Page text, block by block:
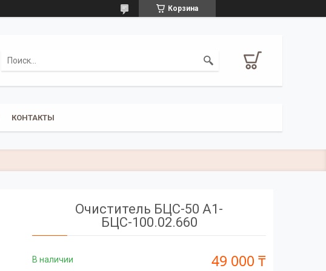
Корзина
КОНТАКТЫ
Очиститель БЦС-50 А1-
БЦС-100.02.660
В наличии 49 000 ₸